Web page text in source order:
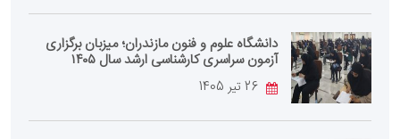
دانشگاه علوم و فنون مازندران؛ میزبان برگزاری
آزمون سراسری کارشناسی‌ ارشد سال ۱۴۰۵